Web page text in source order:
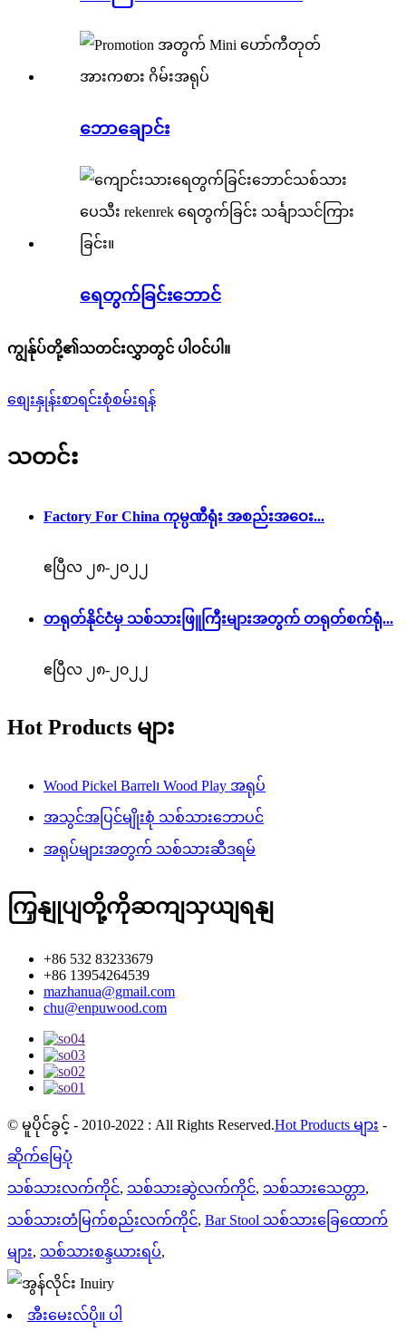
ဘောချောင်း
ရေတွက်ခြင်းဘောင်
ကျွန်ုပ်တို့၏သတင်းလွှာတွင် ပါဝင်ပါ။
စျေးနှုန်းစာရင်းစုံစမ်းရန်
သတင်း
Factory For China ကုမ္ပဏီရုံး အစည်းအဝေး...
ဧပြီလ ၂၈-၂၀၂၂
တရုတ်နိုင်ငံမှ သစ်သားဖြူကြီးများအတွက် တရုတ်စက်ရုံ...
ဧပြီလ ၂၈-၂၀၂၂
Hot Products များ
Wood Pickel Barrel၊ Wood Play အရုပ်
အသွင်အပြင်မျိုးစုံ သစ်သားဘောပင်
အရုပ်များအတွက် သစ်သားဆီဒရမ်
ကြှနျုပျတို့ကိုဆကျသှယျရနျ
+86 532 83233679
+86 13954264539
mazhanua@gmail.com
chu@enpuwood.com
© မူပိုင်ခွင့် - 2010-2022 : All Rights Reserved.Hot Products များ -
ဆိုက်မြေပုံ
သစ်သားလက်ကိုင်, သစ်သားဆွဲလက်ကိုင်, သစ်သားသေတ္တာ,
သစ်သားတံမြက်စည်းလက်ကိုင်, Bar Stool သစ်သားခြေထောက်
များ, သစ်သားစန္ဒယားရပ်,
အီးမေးလ်ပို။ ပါ